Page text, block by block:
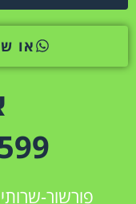
או
פורשור-